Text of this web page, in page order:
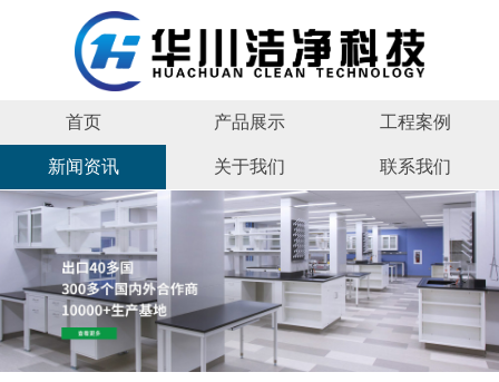
首页 产品展示 工程案例
新闻资讯 关于我们 联系我们